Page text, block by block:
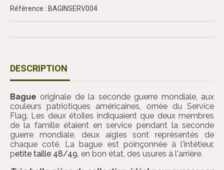
Référence : BAGINSERV004
DESCRIPTION
Bague originale de la seconde guerre mondiale, aux
couleurs patriotiques américaines, ornée du Service
Flag. Les deux étoiles indiquaient que deux membres
de la famille étaient en service pendant la seconde
guerre mondiale, deux aigles sont représentés de
chaque coté. La bague est poinçonnée à l'intétieur,
petite taille 48/49, en bon état, des usures à l'arrière.